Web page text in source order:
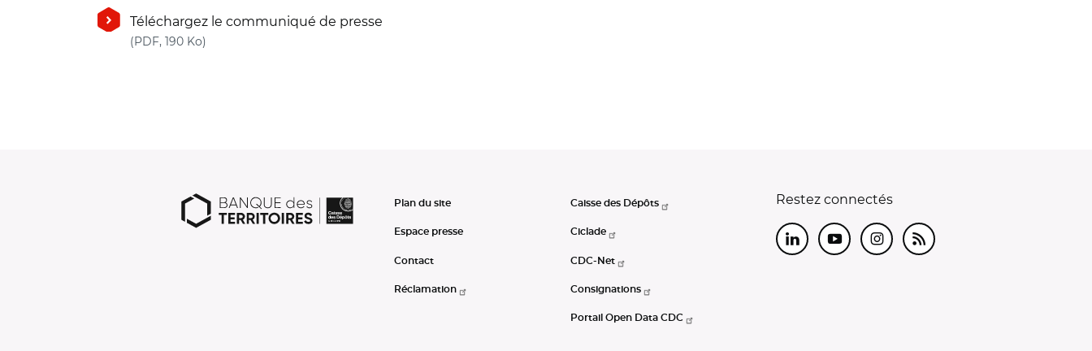
Téléchargez le communiqué de presse
(PDF, 190 Ko)
Plan du site
Espace presse
Contact
Réclamation
Caisse des Dépôts
Ciclade
CDC-Net
Consignations
Portail Open Data CDC
Restez connectés
LinkedInYoutubeInstagram
RSS